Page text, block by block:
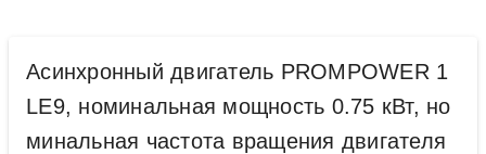
Асинхронный двигатель PROMPOWER 1
LE9, номинальная мощность 0.75 кВт, но
минальная частота вращения двигателя